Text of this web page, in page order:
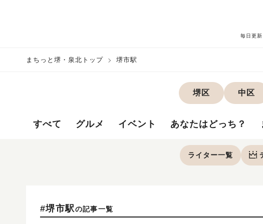
毎日更
まちっと堺・泉北トップ 堺市駅
堺区 中区
すべて グルメ イベント あなたはどっち？
ライター一覧
#堺市駅の記事一覧